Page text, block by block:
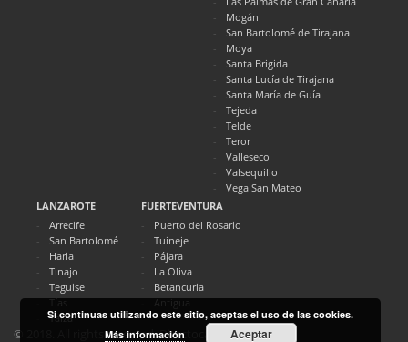
Mogán
San Bartolomé de Tirajana
Moya
Santa Brigida
Santa Lucía de Tirajana
Santa María de Guía
Tejeda
Telde
Teror
Valleseco
Valsequillo
Vega San Mateo
LANZAROTE
Arrecife
San Bartolomé
Haria
Tinajo
Teguise
Tías
Yaiza
FUERTEVENTURA
Puerto del Rosario
Tuineje
Pájara
La Oliva
Betancuria
Antigua
© 2018. All rights reserved. Directocanarias.com
Si continuas utilizando este sitio, aceptas el uso de las cookies.
Más información
Aceptar